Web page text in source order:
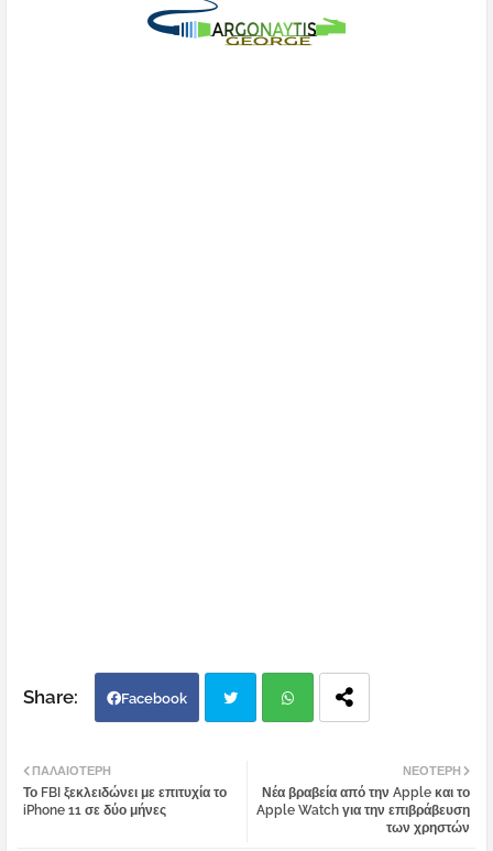
Facebook
tter atsa
ΝΕΌΤΕΡΗ
Νέα βραβεία από την Apple και το
Apple Watch για την επιβράβευση
των χρηστών
ΠΑΛΑΙΌΤΕΡΗ
Το FBI ξεκλειδώνει με επιτυχία το
iPhone 11 σε δύο μήνες